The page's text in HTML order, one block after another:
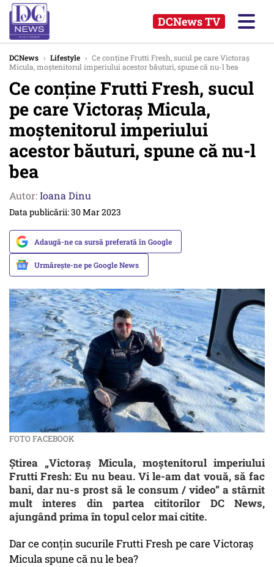
DCNews TV
DCNews › Lifestyle › Ce conține Frutti Fresh, sucul pe care Victoraș
Micula, moștenitorul imperiului acestor băuturi, spune că nu-l bea
Ce conține Frutti Fresh, sucul
pe care Victoraș Micula,
moștenitorul imperiului
acestor băuturi, spune că nu-l
bea
Autor:Ioana Dinu
Data publicării: 30 Mar 2023
Adaugă-ne ca sursă preferată în Google
Urmărește-ne pe Google News
FOTO FACEBOOK
Știrea „Victoraș Micula, moștenitorul imperiului
Frutti Fresh: Eu nu beau. Vi le-am dat vouă, să fac
bani, dar nu-s prost să le consum / video” a stârnit
mult interes din partea cititorilor DC News,
ajungând prima în topul celor mai citite.
Dar ce conțin sucurile Frutti Fresh pe care Victoraș
Micula spune că nu le bea?